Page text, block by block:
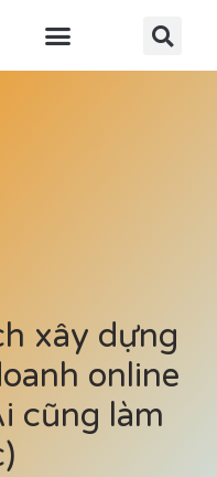
xây dựng
online
cũng làm